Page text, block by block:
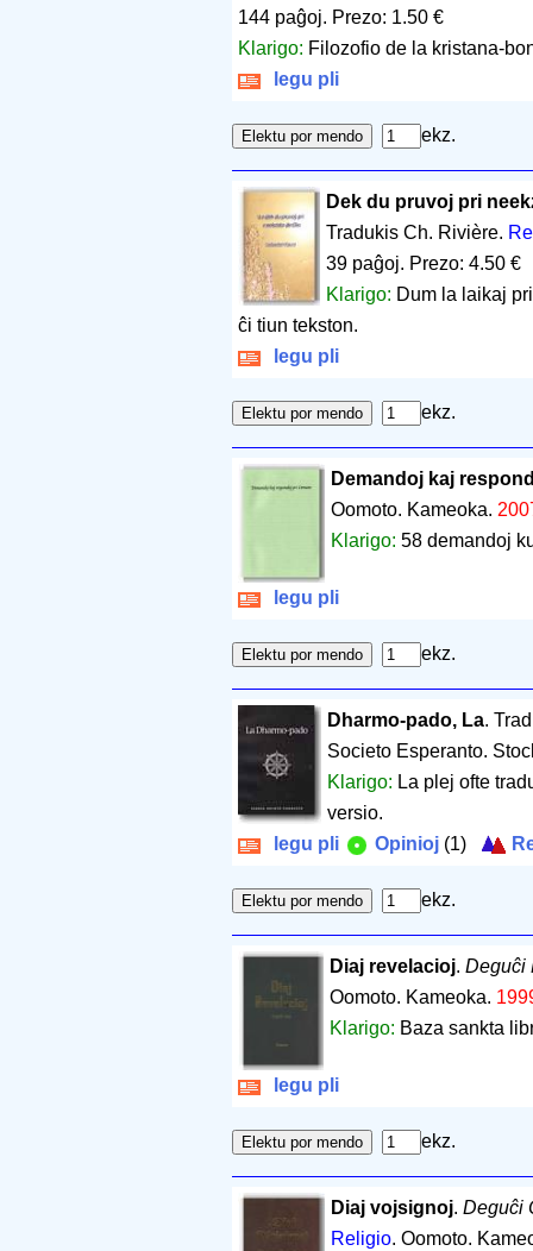
144 paĝoj. Prezo: 1.50 €
Klarigo: Filozofio de la kristana-
legu pli
ekz.
Dek du pruvoj pri
Tradukis Ch. Rivière.
39 paĝoj. Prezo: 4.50 €
Klarigo: Dum la laikaj
ĉi tiun tekston.
legu pli
ekz.
Demandoj kaj
Oomoto. Kameoka.
Klarigo: 58 demandoj
legu pli
ekz.
Dharmo-pado, La.
Societo Esperanto.
Klarigo: La plej ofte
versio.
legu pli
Opinioj (1)
ekz.
Diaj revelacioj. Deguĉi
Oomoto. Kameoka.
Klarigo: Baza sankta
legu pli
ekz.
Diaj vojsignoj. Deguĉi
Religio. Oomoto.